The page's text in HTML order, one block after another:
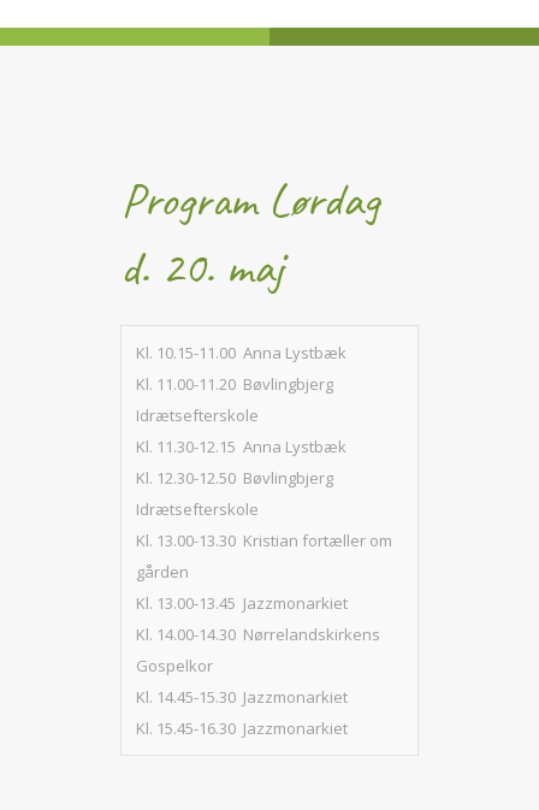
Program Lørdag
d. 20. maj
Kl. 10.15-11.00 Anna Lystbæk
Kl. 11.00-11.20 Bøvlingbjerg
Idrætsefterskole
Kl. 11.30-12.15 Anna Lystbæk
Kl. 12.30-12.50 Bøvlingbjerg
Idrætsefterskole
Kl. 13.00-13.30 Kristian fortæller om
gården
Kl. 13.00-13.45 Jazzmonarkiet
Kl. 14.00-14.30 Nørrelandskirkens
Gospelkor
Kl. 14.45-15.30 Jazzmonarkiet
Kl. 15.45-16.30 Jazzmonarkiet